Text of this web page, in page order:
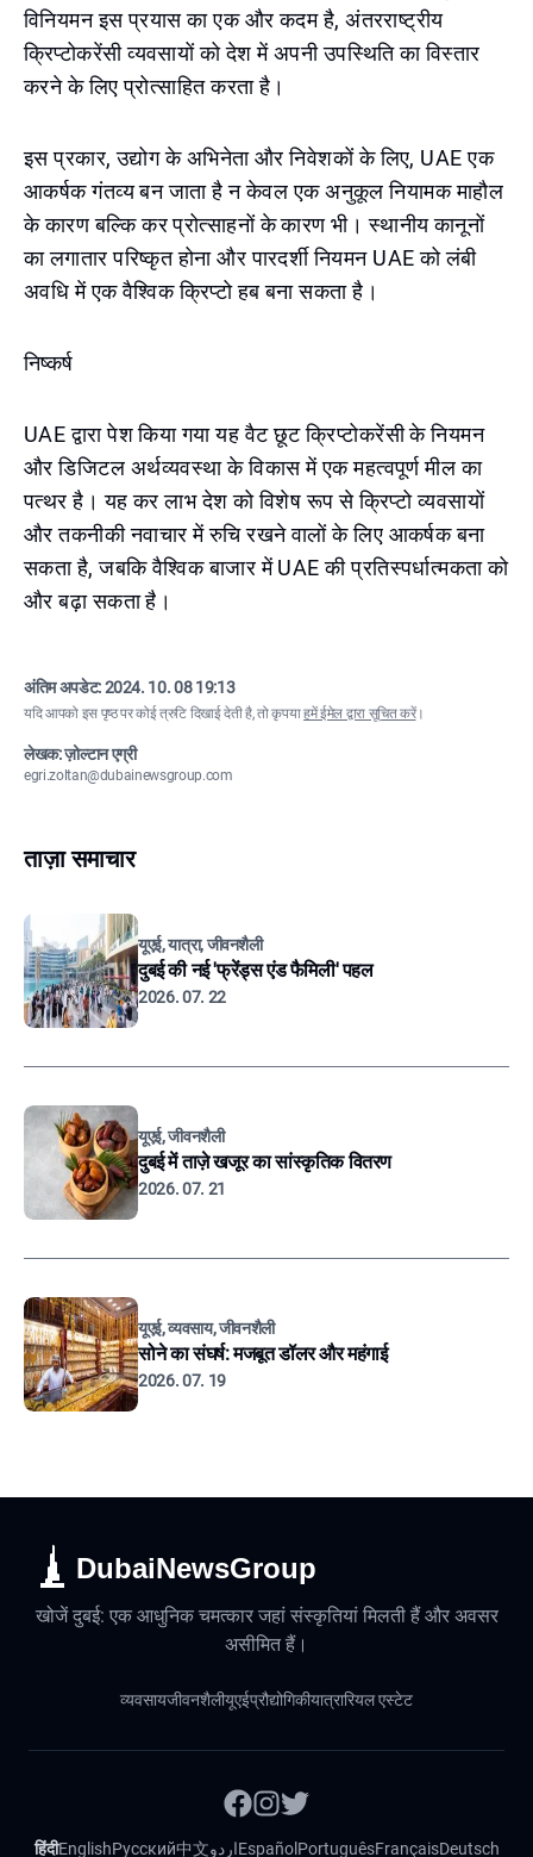
विनियमन इस प्रयास का एक और कदम है, अंतरराष्ट्रीय
क्रिप्टोकरेंसी व्यवसायों को देश में अपनी उपस्थिति का विस्तार
करने के लिए प्रोत्साहित करता है।
इस प्रकार, उद्योग के अभिनेता और निवेशकों के लिए, UAE एक
आकर्षक गंतव्य बन जाता है न केवल एक अनुकूल नियामक माहौल
के कारण बल्कि कर प्रोत्साहनों के कारण भी। स्थानीय कानूनों
का लगातार परिष्कृत होना और पारदर्शी नियमन UAE को लंबी
अवधि में एक वैश्विक क्रिप्टो हब बना सकता है।
निष्कर्ष
UAE द्वारा पेश किया गया यह वैट छूट क्रिप्टोकरेंसी के नियमन
और डिजिटल अर्थव्यवस्था के विकास में एक महत्वपूर्ण मील का
पत्थर है। यह कर लाभ देश को विशेष रूप से क्रिप्टो व्यवसायों
और तकनीकी नवाचार में रुचि रखने वालों के लिए आकर्षक बना
सकता है, जबकि वैश्विक बाजार में UAE की प्रतिस्पर्धात्मकता को
और बढ़ा सकता है।
अंतिम अपडेट:2024. 10. 08 19:13
यदि आपको इस पृष्ठ पर कोई त्रुटि दिखाई देती है, तो कृपयाहमें ईमेल द्वारा सूचित करें।
लेखक: ज़ोल्टान एग्री
egri.zoltan@dubainewsgroup.com
ताज़ा समाचार
यूएई, यात्रा, जीवनशैली
दुबई की नई 'फ्रेंड्स एंड फैमिली' पहल
2026. 07. 22
यूएई, जीवनशैली
दुबई में ताज़े खजूर का सांस्कृतिक वितरण
2026. 07. 21
यूएई, व्यवसाय, जीवनशैली
सोने का संघर्ष: मजबूत डॉलर और महंगाई
2026. 07. 19
DubaiNewsGroup
खोजें दुबई: एक आधुनिक चमत्कार जहां संस्कृतियां मिलती हैं और अवसर
असीमित हैं।
व्यवसायजीवनशैलीयूएईप्रौद्योगिकीयात्रारियल एस्टेट
हिंदीEnglishРусский中文اردوEspañol PortuguêsFrançaisDeutsch